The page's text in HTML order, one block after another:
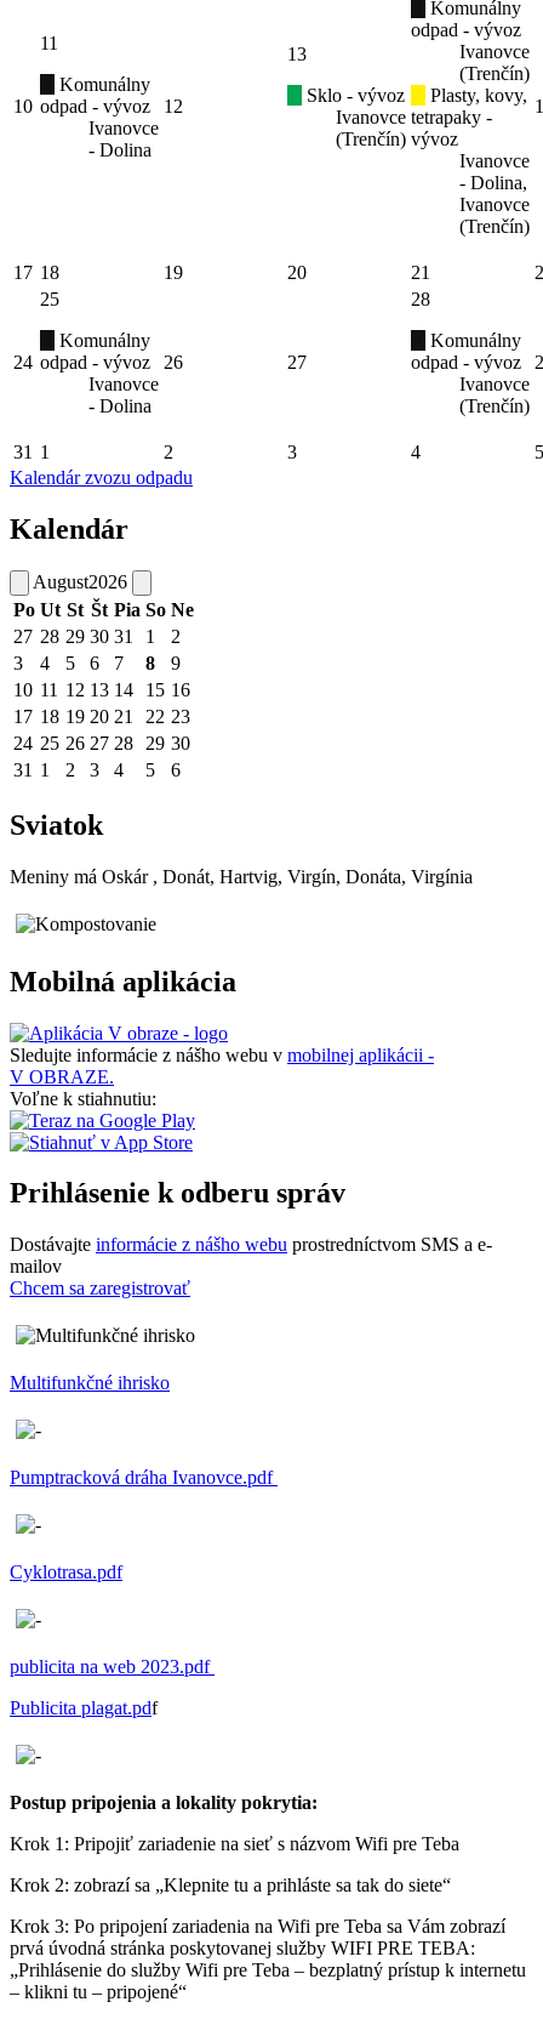
10
11
Komunálny
odpad - vývoz
Ivanovce
- Dolina
12
13
Sklo - vývoz
Ivanovce
(Trenčín)
Komunálny
odpad - vývoz
Ivanovce
(Trenčín)
Plasty, kovy,
tetrapaky -
vývoz
Ivanovce
- Dolina,
Ivanovce
(Trenčín)
17 18 19 20 21
24
25
Komunálny
odpad - vývoz
Ivanovce
- Dolina
26 27
28
Komunálny
odpad - vývoz
Ivanovce
(Trenčín)
31 1 2 3 4
5
Kalendár zvozu odpadu
Kalendár
August2026
Po Ut St Št Pia So Ne
27 28 29 30 31 1
2
3
4 5 6 7 8
9
10 11 12 13 14 15 16
17 18 19 20 21 22 23
24 25 26 27 28 29 30
31 1 2 3 4 5 6
Sviatok
Meniny má Oskár , Donát, Hartvig, Virgín, Donáta, Virgínia
Mobilná aplikácia
Sledujte informácie z nášho webu v mobilnej aplikácii -
V OBRAZE.
Voľne k stiahnutiu:
Prihlásenie k odberu správ
Dostávajte informácie z nášho webu prostredníctvom SMS a e-
mailov
Chcem sa zaregistrovať
Multifunkčné ihrisko
Pumptracková dráha Ivanovce.pdf
Cyklotrasa.pdf
publicita na web 2023.pdf
Publicita plagat.pdf
Postup pripojenia a lokality pokrytia:
Krok 1: Pripojiť zariadenie na sieť s názvom Wifi pre Teba
Krok 2: zobrazí sa „Klepnite tu a prihláste sa tak do siete“
Krok 3: Po pripojení zariadenia na Wifi pre Teba sa Vám zobrazí
prvá úvodná stránka poskytovanej služby WIFI PRE TEBA:
„Prihlásenie do služby Wifi pre Teba – bezplatný prístup k internetu
– klikni tu – pripojené“